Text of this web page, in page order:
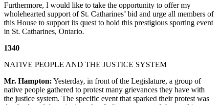
Furthermore, I would like to take the opportunity to offer my
wholehearted support of St. Catharines’ bid and urge all members of
this House to support its quest to hold this prestigious sporting event
in St. Catharines, Ontario.
1340
NATIVE PEOPLE AND THE JUSTICE SYSTEM
Mr. Hampton: Yesterday, in front of the Legislature, a group of
native people gathered to protest many grievances they have with
the justice system. The specific event that sparked their protest was